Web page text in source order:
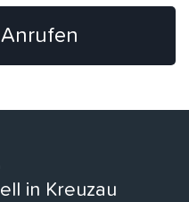
in Kreuzau